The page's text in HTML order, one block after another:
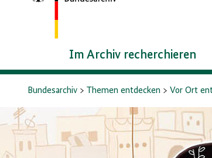
Startseite
Im Archiv recherchieren
Bundesarchiv Themen entdecken Vor Ort